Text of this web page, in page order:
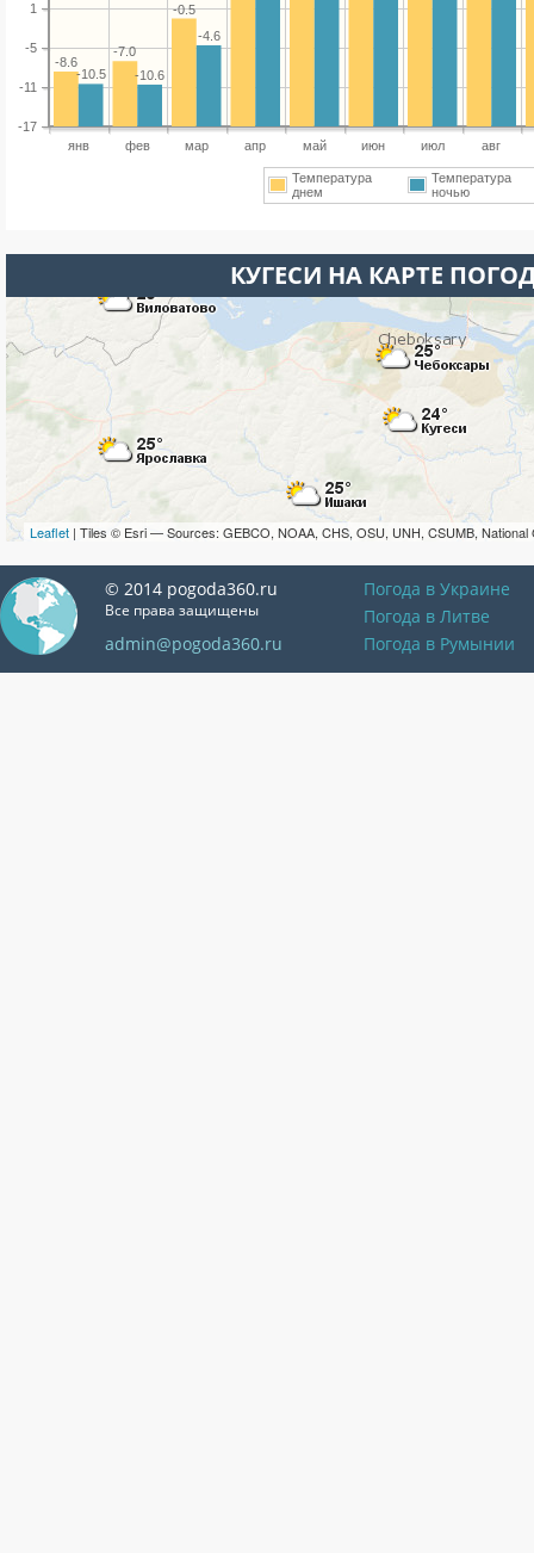
янв фев мар апр май июн июл авг
-17
-11
-5
1 -0.5
-7.0
-8.6
-4.6
-10.6
-10.5
Температура
днем
Температура
ночью
КУГЕСИ НА КАРТЕ
Leaflet | Tiles © Esri — Sources: GEBCO, NOAA, CHS, OSU, UNH, CSUMB, National
© 2014 pogoda360.ru
Все права защищены
admin@pogoda360.ru
Погода в Украине
Погода в Литве
Погода в Румынии